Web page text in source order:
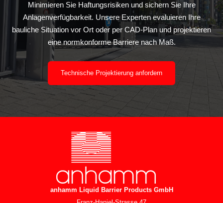
Minimieren Sie Haftungsrisiken und sichern Sie Ihre
Anlagenverfügbarkeit. Unsere Experten evaluieren Ihre
bauliche Situation vor Ort oder per CAD-Plan und projektieren
eine normkonforme Barriere nach Maß.
Technische Projektierung anfordern
anhamm Liquid Barrier Products GmbH